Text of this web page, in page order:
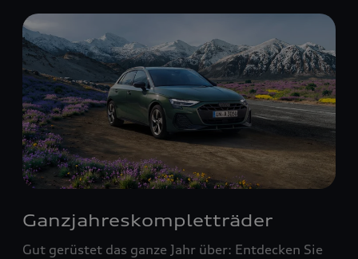
Ganzjahreskompletträder
Gut gerüstet das ganze Jahr über: Entdecken Sie